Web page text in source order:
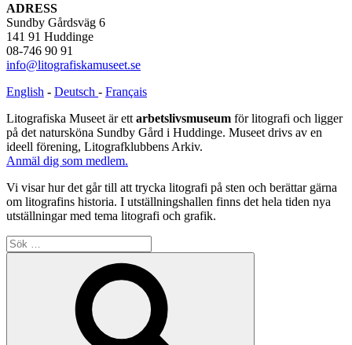
ADRESS
Sundby Gårdsväg 6
141 91 Huddinge
08-746 90 91
info@litografiskamuseet.se
English - Deutsch - Français
Litografiska Museet är ett arbetslivsmuseum för litografi och ligger
på det natursköna Sundby Gård i Huddinge. Museet drivs av en
ideell förening, Litografklubbens Arkiv.
Anmäl dig som medlem.
Vi visar hur det går till att trycka litografi på sten och berättar gärna
om litografins historia. I utställningshallen finns det hela tiden nya
utställningar med tema litografi och grafik.
Sök
efter: